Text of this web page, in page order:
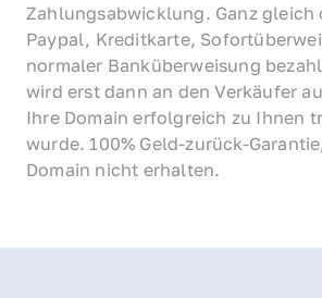
Zahlungsabwicklung. Ganz gleich
Paypal, Kreditkarte,
normaler Banküberweisung
wird erst dann an den Verkäufer
Ihre Domain erfolgreich zu Ihnen
wurde. 100% Geld-zurück-
Domain nicht erhalten.